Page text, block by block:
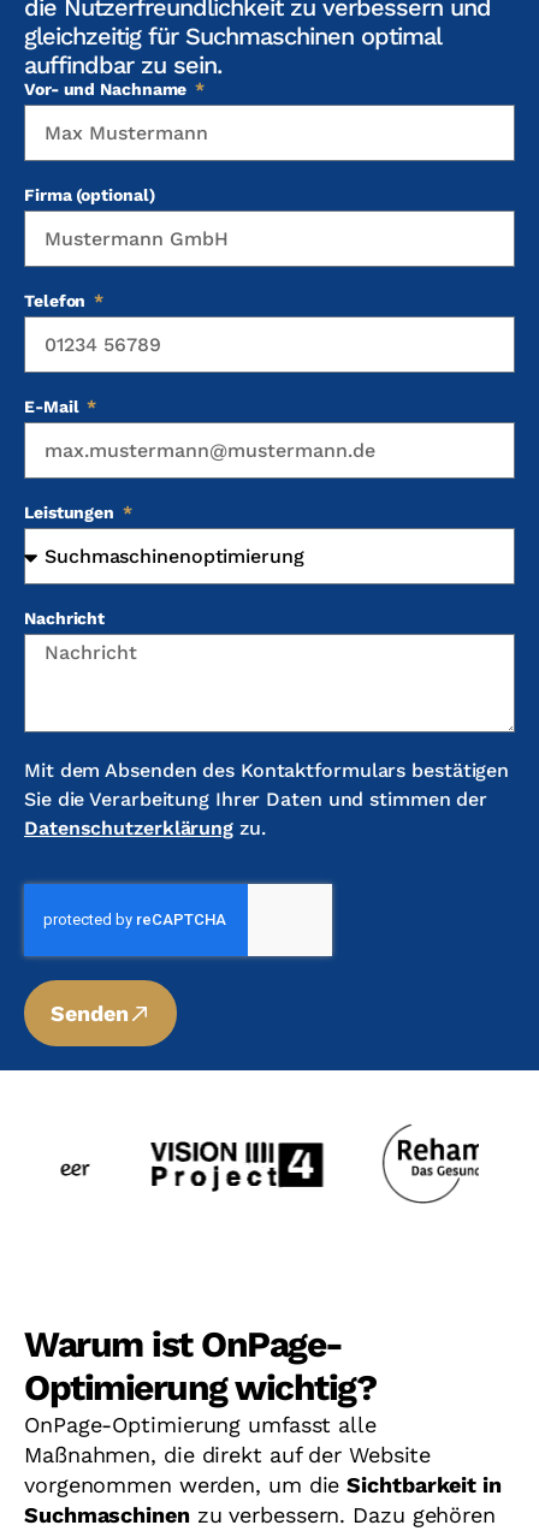
die Nutzerfreundlichkeit zu verbessern und
gleichzeitig für Suchmaschinen optimal
auffindbar zu sein.
Vor- und Nachname
Firma (optional)
Telefon
E-Mail
Leistungen
Nachricht
Mit dem Absenden des Kontaktformulars bestätigen
Sie die Verarbeitung Ihrer Daten und stimmen der
Datenschutzerklärung zu.
Senden
Warum ist OnPage-
Optimierung wichtig?
OnPage-Optimierung umfasst alle
Maßnahmen, die direkt auf der Website
vorgenommen werden, um dieSichtbarkeit in
Suchmaschinenzu verbessern. Dazu gehören